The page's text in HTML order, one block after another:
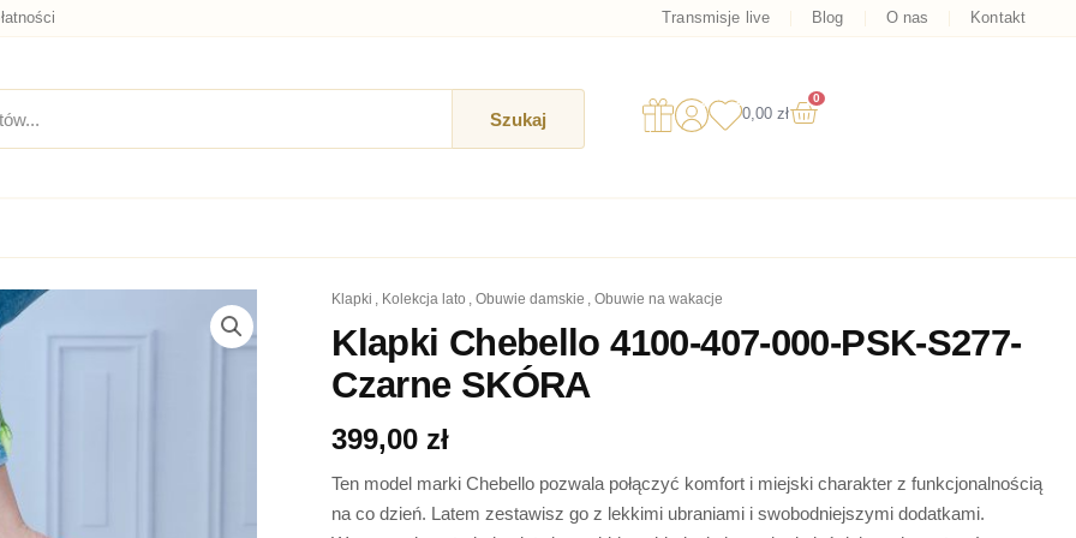
Transmisje live Blog O nas Kontakt
Szukaj 0,00 zł
0
Wózek
klapki , kolekcja lato , obuwie damskie , obuwie na wakacje
Klapki Chebello 4100-407-000-PSK-S277-
Czarne SKÓRA
399,00 zł
Ten model marki Chebello pozwala połączyć komfort i miejski charakter z funkcjonalnością
na co dzień. Latem zestawisz go z lekkimi ubraniami i swobodniejszymi dodatkami.
ilość
Klapki
Chebello
4100-
407-
000-
PSK-
S277-